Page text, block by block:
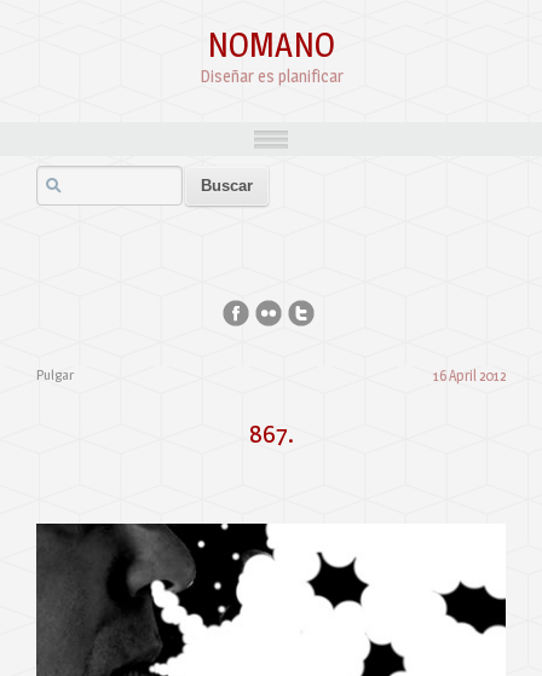
NOMANO
Diseñar es planificar
Pulgar 16 April 2012
867.